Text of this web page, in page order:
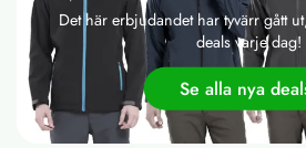
Det här erbjudandet har tyvärr gått
deals varje dag!
Se alla nya